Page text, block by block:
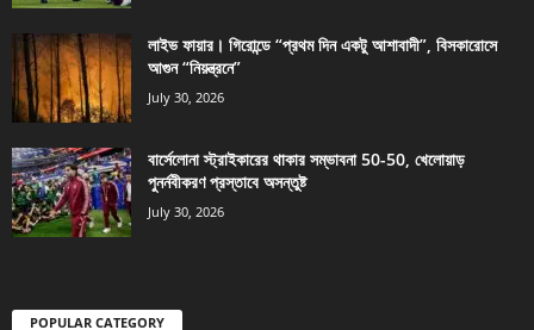
লাইভ ফায়ার। গিরোন্ডে “প্রথম দিন একটু আশাবাদী”, বিসকারোসে
আগুন “নিয়ন্ত্রনে”
July 30, 2026
বার্সেলোনা স্ট্রাইকারের থাকার সম্ভাবনা 50-50, খেলোয়াড়
পুনর্নবীকরণ প্রস্তাবে অসন্তুষ্ট
July 30, 2026
POPULAR CATEGORY